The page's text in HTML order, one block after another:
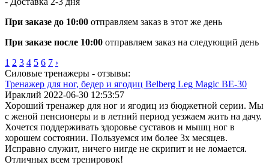
При заказе до 10:00 отправляем заказ в этот же день
При заказе после 10:00 отправляем заказ на следующий день
1 2 3 4 5 6 7 ›
Силовые тренажеры - отзывы:
Тренажер для ног, бедер и ягодиц Belberg Leg Magic BE-30
Ираклий 2022-06-30 12:53:57
Хороший тренажер для ног и ягодиц из бюджетной серии. Мы
с женой пенсионеры и в летний период уезжаем жить на дачу.
Хочется поддерживать здоровье суставов и мышц ног в
хорошем состоянии. Пользуемся им более 3х месяцев.
Исправно служит, ничего нигде не скрипит и не ломается.
Отличных всем тренировок!